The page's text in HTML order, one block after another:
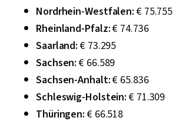
Nordrhein-Westfalen: € 75.755
Rheinland-Pfalz:€ 74.736
Saarland: € 73.295
Sachsen:€ 66.589
Sachsen-Anhalt:€ 65.836
Schleswig-Holstein: € 71.309
Thüringen: € 66.518